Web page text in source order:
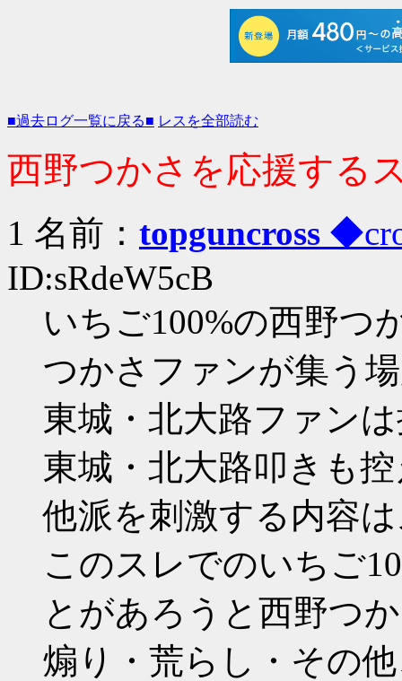
■過去ログ一覧に戻る■ レスを全部読む
西野つかさを応援する
1 名前： topguncross
ID:sRdeW5cB
いちご100%の西野つ
つかさファンが集う
東城・北大路ファン
東城・北大路叩きも
他派を刺激する内容
このスレでのいちご
とがあろうと西野つ
煽り・荒らし・その